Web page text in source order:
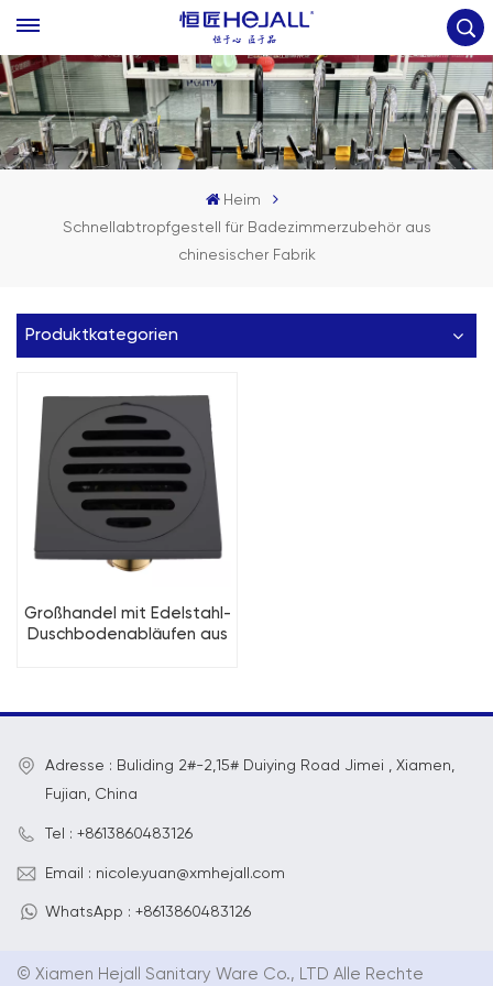
Heim
Schnellabtropfgestell für Badezimmerzubehör aus
chinesischer Fabrik
Produktkategorien
Großhandel mit Edelstahl-
Duschbodenabläufen aus
Adresse : Buliding 2#-2,15# Duiying Road Jimei , Xiamen,
Fujian, China
Tel : +8613860483126
Email : nicole.yuan@xmhejall.com
WhatsApp : +8613860483126
© Xiamen Hejall Sanitary Ware Co., LTD Alle Rechte